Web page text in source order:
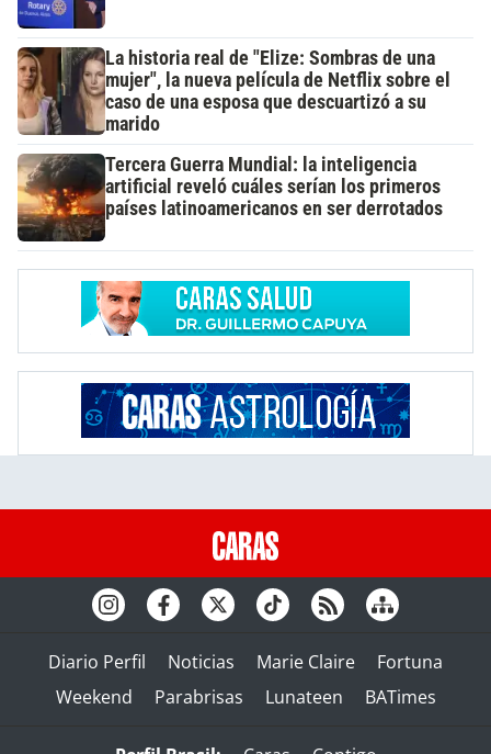
La historia real de "Elize: Sombras de una
mujer", la nueva película de Netflix sobre el
caso de una esposa que descuartizó a su
marido
Tercera Guerra Mundial: la inteligencia
artificial reveló cuáles serían los primeros
países latinoamericanos en ser derrotados
Diario Perfil Noticias Marie Claire
Fortuna
Weekend
Parabrisas Lunateen BATimes